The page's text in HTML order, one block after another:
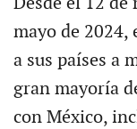
mayo de 2024,
a sus países a
gran mayoría
con México,